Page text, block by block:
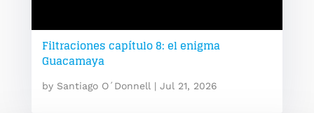
Filtraciones capítulo 8: el enigma
Guacamaya
by Santiago O´Donnell | Jul 21, 2026